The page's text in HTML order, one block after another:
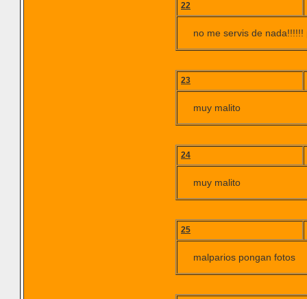
22
no me servis de
23
muy malito
24
muy malito
25
malparios pongan fotos